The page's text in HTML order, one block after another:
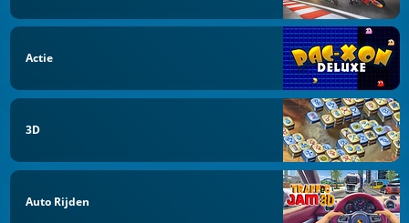
Actie
3D
Auto Rijden